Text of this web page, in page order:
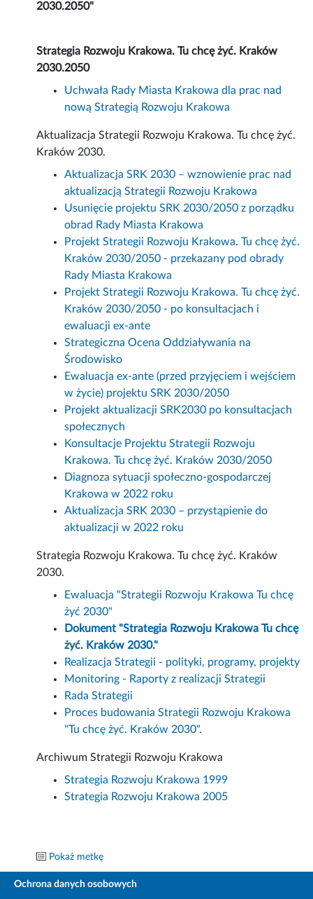
2030.2050"
Strategia Rozwoju Krakowa. Tu chcę żyć. Kraków
2030.2050
Uchwała Rady Miasta Krakowa dla prac nad
nową Strategią Rozwoju Krakowa
Aktualizacja Strategii Rozwoju Krakowa. Tu chcę żyć.
Kraków 2030.
Aktualizacja SRK 2030 – wznowienie prac nad
aktualizacją Strategii Rozwoju Krakowa
Usunięcie projektu SRK 2030/2050 z porządku
obrad Rady Miasta Krakowa
Projekt Strategii Rozwoju Krakowa. Tu chcę żyć.
Kraków 2030/2050 - przekazany pod obrady
Rady Miasta Krakowa
Projekt Strategii Rozwoju Krakowa. Tu chcę żyć.
Kraków 2030/2050 - po konsultacjach i
ewaluacji ex-ante
Strategiczna Ocena Oddziaływania na
Środowisko
Ewaluacja ex-ante (przed przyjęciem i wejściem
w życie) projektu SRK 2030/2050
Projekt aktualizacji SRK2030 po konsultacjach
społecznych
Konsultacje Projektu Strategii Rozwoju
Krakowa. Tu chcę żyć. Kraków 2030/2050
Diagnoza sytuacji społeczno-gospodarczej
Krakowa w 2022 roku
Aktualizacja SRK 2030 – przystąpienie do
aktualizacji w 2022 roku
Strategia Rozwoju Krakowa. Tu chcę żyć. Kraków
2030.
Ewaluacja "Strategii Rozwoju Krakowa Tu chcę
żyć 2030"
Dokument "Strategia Rozwoju Krakowa Tu chcę
żyć. Kraków 2030."
Realizacja Strategii - polityki, programy, projekty
Monitoring - Raporty z realizacji Strategii
Rada Strategii
Proces budowania Strategii Rozwoju Krakowa
"Tu chcę żyć. Kraków 2030".
Archiwum Strategii Rozwoju Krakowa
Strategia Rozwoju Krakowa 1999
Strategia Rozwoju Krakowa 2005
Pokaż metkę
Ochrona danych osobowych